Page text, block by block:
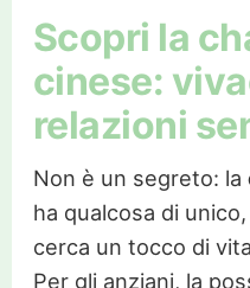
Scopri la
cinese:
relazioni
Non è un segreto: la
ha qualcosa di
cerca un tocco di
Per gli anziani, la